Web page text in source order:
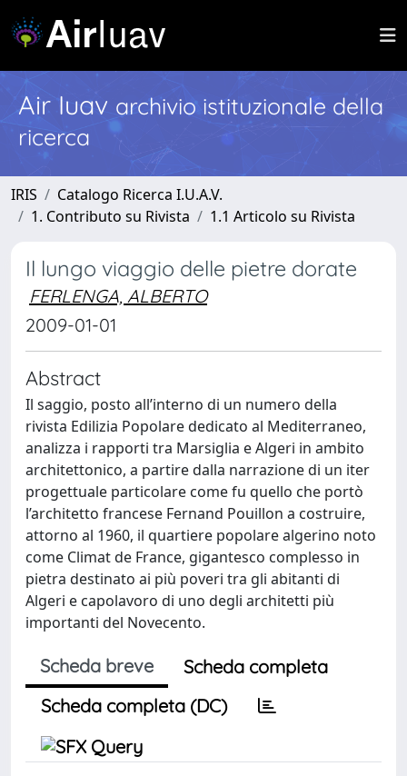
Air Iuav archivio istituzionale della
ricerca
IRIS
Catalogo Ricerca I.U.A.V.
1. Contributo su Rivista
1.1 Articolo su Rivista
Il lungo viaggio delle pietre dorate
FERLENGA, ALBERTO
2009-01-01
Abstract
Il saggio, posto all’interno di un numero della
rivista Edilizia Popolare dedicato al Mediterraneo,
analizza i rapporti tra Marsiglia e Algeri in ambito
architettonico, a partire dalla narrazione di un iter
progettuale particolare come fu quello che portò
l’architetto francese Fernand Pouillon a costruire,
attorno al 1960, il quartiere popolare algerino noto
come Climat de France, gigantesco complesso in
pietra destinato ai più poveri tra gli abitanti di
Algeri e capolavoro di uno degli architetti più
importanti del Novecento.
Scheda breve
Scheda completa
Scheda completa (DC)